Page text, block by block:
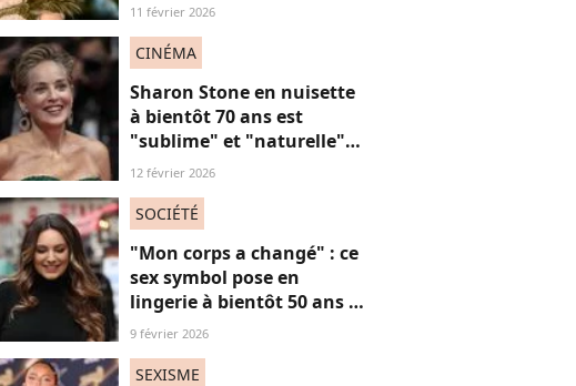
11 février 2026
CINÉMA
Sharon Stone en nuisette
à bientôt 70 ans est
"sublime" et "naturelle"
sur ces images qui
"stars seniors"
12 février 2026
SOCIÉTÉ
"Mon corps a changé" : ce
sex symbol pose en
lingerie à bientôt 50 ans et
défend ses courbes "body
9 février 2026
SEXISME